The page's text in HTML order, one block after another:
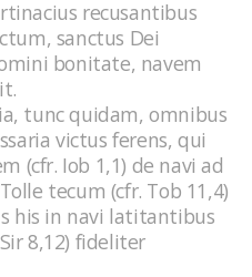
recusantibus
sanctus Dei
bonitate, navem
tunc quidam, omnibus
victus ferens, qui
(cfr. Iob 1,1) de navi ad
tecum (cfr. Tob 11,4)
his in navi latitantibus
8,12) fideliter